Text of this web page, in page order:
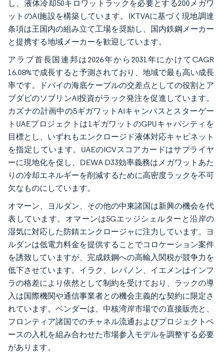
し、液体冷却50キロワットラックを必要とする200メガワ
ットのAI施設を構築しています。IKTVAに基づく現地調達
条項は王国内の組み立て工場を奨励し、国内鉄鋼メーカー
と提携する地域メーカーを歓迎しています。
アラブ首長国連邦は2026年から2031年にかけてCAGR
16.08%で成長すると予測されており、地域で最も高い成長
率です。ドバイの海底ケーブルの交差点としての役割とア
ブダビのソブリンAI投資がラック発注を促進しています。
カズナの計画中の5ギガワットAIキャンパスとスターゲー
トUAEプロジェクトは1ギガワットのGPUキャパシティを
目標とし、いずれもエンクロージド液体対応キャビネット
を指定しています。UAEのICVスコアカードはサプライヤ
ーに現地化を促し、DEWA D33効率義務はメガワットあた
りの冷却エネルギーを削減するために高密度ラックを不可
欠なものにしています。
オマーン、ヨルダン、その他の中東諸国は新興の機会を代
表しています。オマーンは5Gエッジシェルターと沿岸の
湿気に対応した防錆エンクロージャに注力しています。ヨ
ルダンは低電力料金を提供することでコロケーション案件
を誘致していますが、完成鉄鋼への高輸入関税が競争力を
低下させています。イラク、レバノン、イエメンはインフ
ラの格差により依然として制約を受けており、ラックの導
入は国際機関や通信事業者との機会主義的な契約に限定さ
れています。ベンダーは、中核湾岸市場での直接販売と、
フロンティア諸国でのチャネル流通およびプロジェクトベ
ースの入札を組み合わせた市場参入モデルを調整する必要
があります。